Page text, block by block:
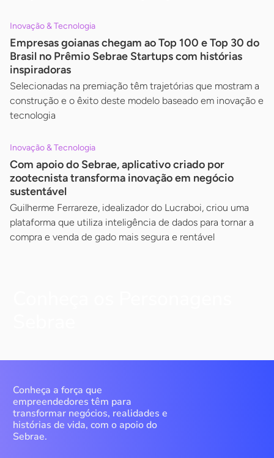
Inovação & Tecnologia
Empresas goianas chegam ao Top 100 e Top 30 do
Brasil no Prêmio Sebrae Startups com histórias
inspiradoras
Selecionadas na premiação têm trajetórias que mostram a
construção e o êxito deste modelo baseado em inovação e
tecnologia
Inovação & Tecnologia
Com apoio do Sebrae, aplicativo criado por
zootecnista transforma inovação em negócio
sustentável
Guilherme Ferrareze, idealizador do Lucraboi, criou uma
plataforma que utiliza inteligência de dados para tornar a
compra e venda de gado mais segura e rentável
Conheça a força que
empreendedores têm para
transformar negócios, realidades e
histórias de vida, com o apoio do
Sebrae.